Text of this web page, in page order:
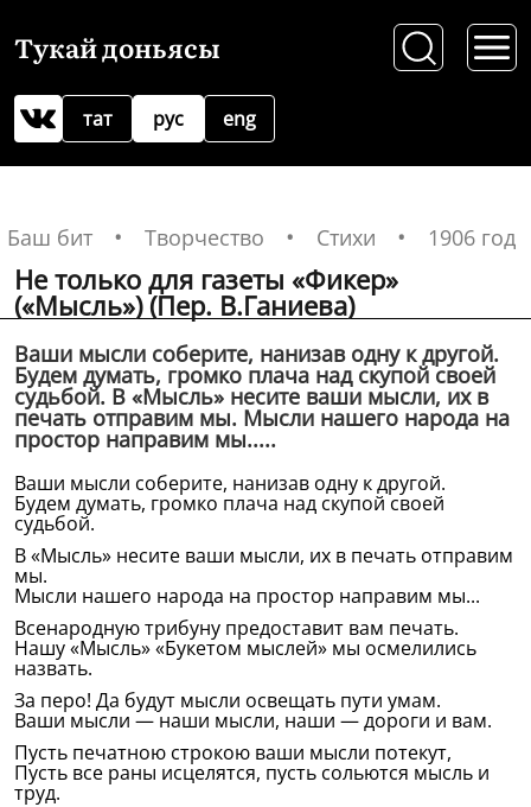
Тукай доньясы
рус
тат eng
Баш бит Творчество Стихи 1906 год
Не только для газеты «Фикер»
(«Мысль») (Пер. В.Ганиева)
Ваши мысли соберите, нанизав одну к другой.
Будем думать, громко плача над скупой своей
судьбой. В «Мысль» несите ваши мысли, их в
печать отправим мы. Мысли нашего народа на
простор направим мы.....
Ваши мысли соберите, нанизав одну к другой.
Будем думать, громко плача над скупой своей
судьбой.
В «Мысль» несите ваши мысли, их в печать отправим
мы.
Мысли нашего народа на простор направим мы...
Всенародную трибуну предоставит вам печать.
Нашу «Мысль» «Букетом мыслей» мы осмелились
назвать.
За перо! Да будут мысли освещать пути умам.
Ваши мысли — наши мысли, наши — дороги и вам.
Пусть печатною строкою ваши мысли потекут,
Пусть все раны исцелятся, пусть сольются мысль и
труд.